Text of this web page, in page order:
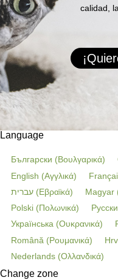
calidad,
Language
Български (Βουλγαρικά)
English (Αγγλικά)
עברית (Εβραϊκά) Magyar
Polski (Πολωνικά)
Українська (Ουκρανικά)
Română (Ρουμανικά)
Nederlands (Ολλανδικά)
Change zone